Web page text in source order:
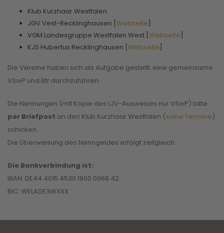
Klub Kurzhaar Westfalen
JGV Vest-Recklinghausen [Webseite]
VGM Landesgruppe Westfalen West [Webseite]
KJS Hubertus Recklinghausen [Webseite]
Die Vereine haben sich als Aufgabe gestellt; eine gemeinsame
VSwP und Btr durchzuführen.
Die Nennungen (mit Kopie des LJV-Ausweises nur VSwP) bitte
per Briefpost an den Klub Kurzhaar Westfalen (siehe Termine)
schicken.
Die Überweisung des Nenngeldes erfolgt zeitgleich:
Die Bankverbindung ist:
IBAN: DE44 4015 4530 1800 0968 42
BIC: WELADE3WXXX